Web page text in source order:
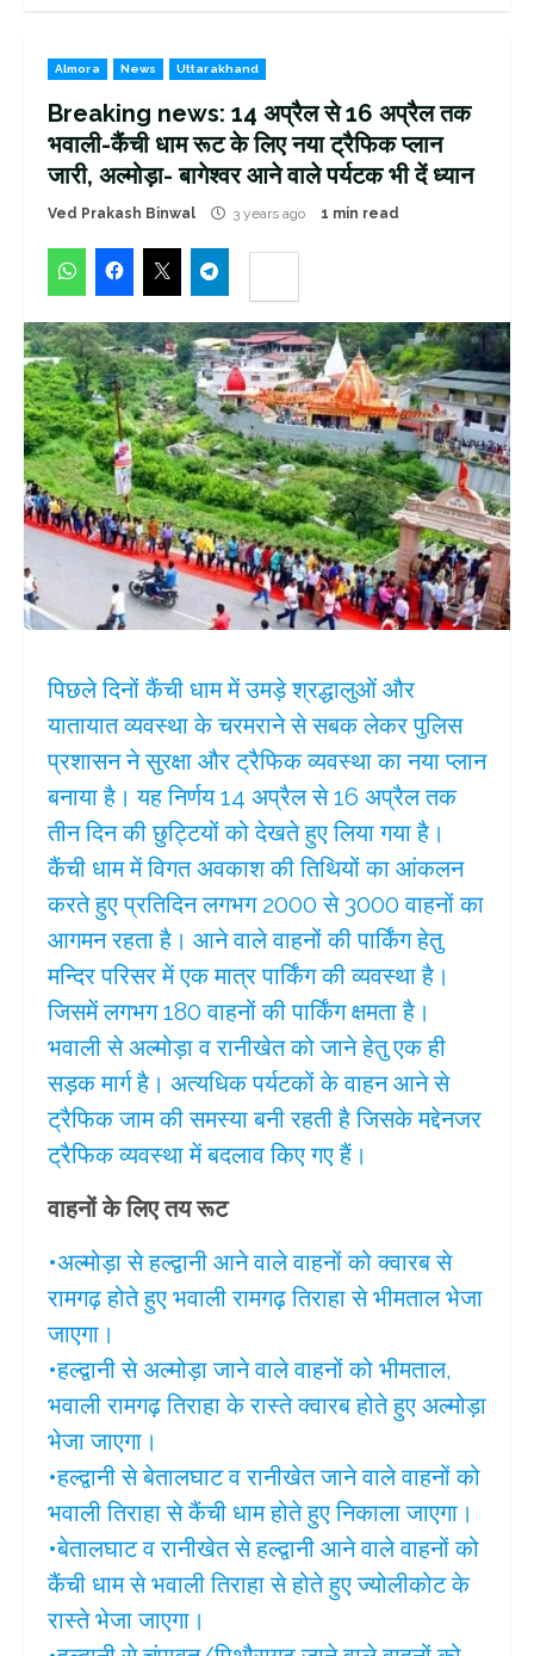
Almora News Uttarakhand
Breaking news: 14 अप्रैल से 16 अप्रैल तक
भवाली-कैंची धाम रूट के लिए नया ट्रैफिक प्लान
जारी, अल्मोड़ा- बागेश्वर आने वाले पर्यटक भी दें ध्यान
Ved Prakash Binwal 3 years ago 1 min read
पिछले दिनों कैंची धाम में उमड़े श्रद्धालुओं और
यातायात व्यवस्था के चरमराने से सबक लेकर पुलिस
प्रशासन ने सुरक्षा और ट्रैफिक व्यवस्था का नया प्लान
बनाया है। यह निर्णय 14 अप्रैल से 16 अप्रैल तक
तीन दिन की छुट्टियों को देखते हुए लिया गया है।
कैंची धाम में विगत अवकाश की तिथियों का आंकलन
करते हुए प्रतिदिन लगभग 2000 से 3000 वाहनों का
आगमन रहता है। आने वाले वाहनों की पार्किंग हेतु
मन्दिर परिसर में एक मात्र पार्किंग की व्यवस्था है।
जिसमें लगभग 180 वाहनों की पार्किंग क्षमता है।
भवाली से अल्मोड़ा व रानीखेत को जाने हेतु एक ही
सड़क मार्ग है। अत्यधिक पर्यटकों के वाहन आने से
ट्रैफिक जाम की समस्या बनी रहती है जिसके मद्देनजर
ट्रैफिक व्यवस्था में बदलाव किए गए हैं।
वाहनों के लिए तय रूट
•अल्मोड़ा से हल्द्वानी आने वाले वाहनों को क्वारब से
रामगढ़ होते हुए भवाली रामगढ़ तिराहा से भीमताल भेजा
जाएगा।
•हल्द्वानी से अल्मोड़ा जाने वाले वाहनों को भीमताल,
भवाली रामगढ़ तिराहा के रास्ते क्वारब होते हुए अल्मोड़ा
भेजा जाएगा।
•हल्द्वानी से बेतालघाट व रानीखेत जाने वाले वाहनों को
भवाली तिराहा से कैंची धाम होते हुए निकाला जाएगा।
•बेतालघाट व रानीखेत से हल्द्वानी आने वाले वाहनों को
कैंची धाम से भवाली तिराहा से होते हुए ज्योलीकोट के
रास्ते भेजा जाएगा।